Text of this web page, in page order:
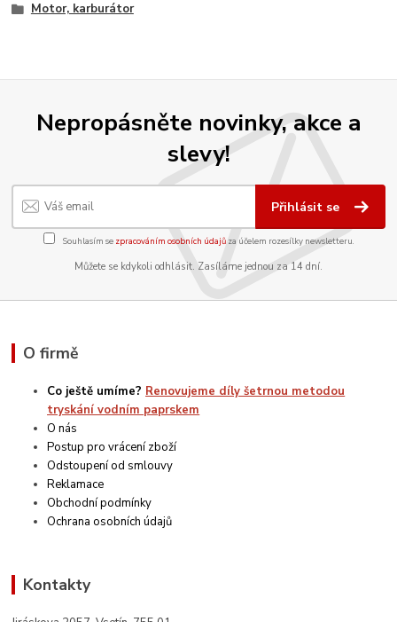
Motor, karburátor
Nepropásněte novinky, akce a
slevy!
Přihlásit se
Souhlasím se zpracováním osobních údajůza účelem rozesílky newsletteru.
Můžete se kdykoli odhlásit. Zasíláme jednou za 14 dní.
O firmě
Co ještě umíme? Renovujeme díly šetrnou metodou
tryskání vodním paprskem
O nás
Postup pro vrácení zboží
Odstoupení od smlouvy
Reklamace
Obchodní podmínky
Ochrana osobních údajů
Kontakty